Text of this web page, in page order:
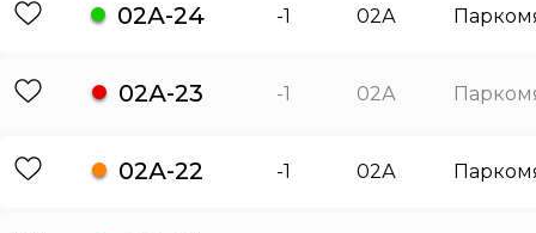
02А-24 -1 02А
02А-23 -1 02А
02А-22 -1 02А